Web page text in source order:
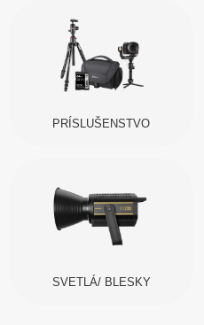
PRÍSLUŠENSTVO
SVETLÁ/ BLESKY